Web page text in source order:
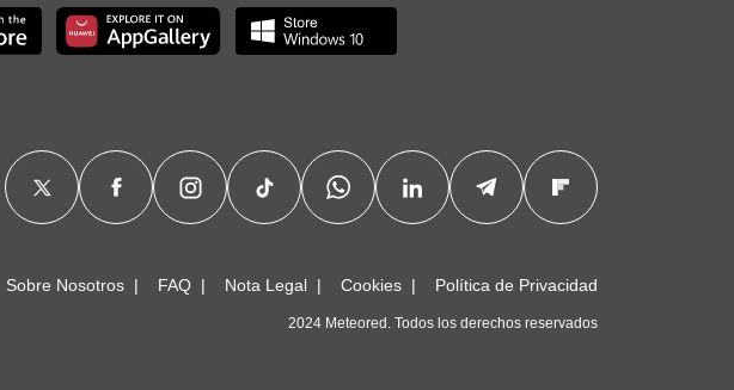
Sobre Nosotros FAQ Nota Legal Cookies Política de Privacidad
2024 Meteored. Todos los derechos reservados